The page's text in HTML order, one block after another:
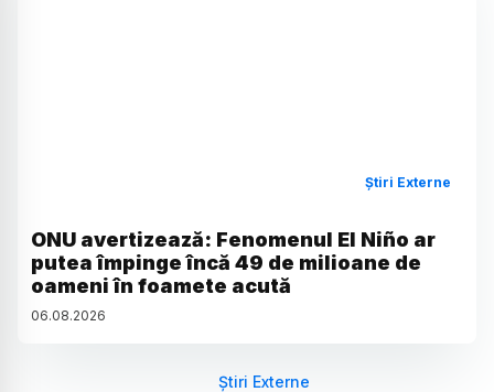
Știri Externe
ONU avertizează: Fenomenul El Niño ar
putea împinge încă 49 de milioane de
oameni în foamete acută
06.08.2026
Știri Externe